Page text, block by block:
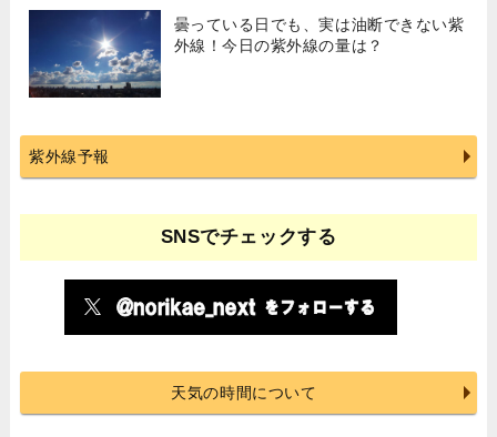
曇っている日でも、実は油断できない紫
外線！今日の紫外線の量は？
紫外線予報
SNSでチェックする
天気の時間について